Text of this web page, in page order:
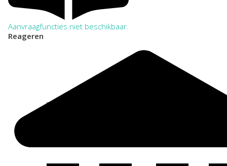
Aanvraagfuncties niet beschikbaar.
Reageren